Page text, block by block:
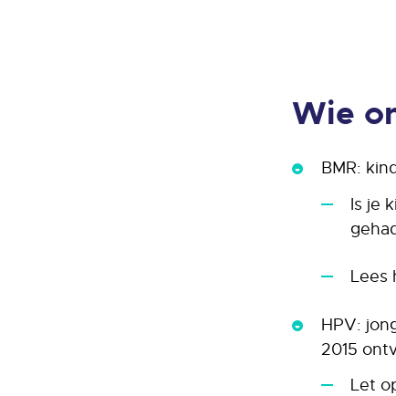
Wie
BMR:
Is je
Lees
HPV:
2015
Let